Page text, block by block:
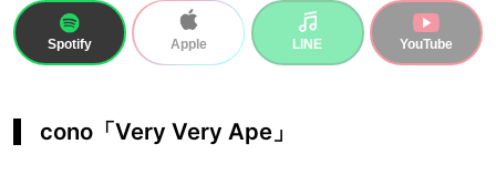
Spotify Apple LINE YouTube
cono「Very Very Ape」